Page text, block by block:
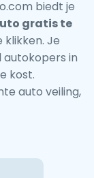
biedt je
gratis te
klikken. Je
in
kost.
auto veiling,